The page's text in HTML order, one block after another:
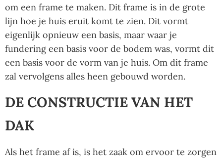
om een frame te maken. Dit frame is in de grote
lijn hoe je huis eruit komt te zien. Dit vormt
eigenlijk opnieuw een basis, maar waar je
fundering een basis voor de bodem was, vormt dit
een basis voor de vorm van je huis. Om dit frame
zal vervolgens alles heen gebouwd worden.
DE CONSTRUCTIE VAN HET
DAK
Als het frame af is, is het zaak om ervoor te zorgen